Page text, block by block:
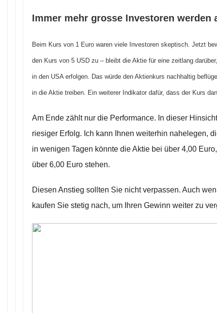
Immer mehr grosse Investoren werden
Beim Kurs von 1 Euro waren viele Investoren skeptisch. Jetzt
den Kurs von 5 USD zu – bleibt die Aktie für eine zeitlang
in den USA erfolgen. Das würde den Aktienkurs nachhaltig
in die Aktie treiben. Ein weiterer Indikator dafür, dass der Kurs
Am Ende zählt nur die Performance. In dieser
riesiger Erfolg. Ich kann Ihnen weiterhin nahelegen,
in wenigen Tagen könnte die Aktie bei über 4,00
über 6,00 Euro stehen.
Diesen Anstieg sollten Sie nicht verpassen. Auch
kaufen Sie stetig nach, um Ihren Gewinn weiter zu